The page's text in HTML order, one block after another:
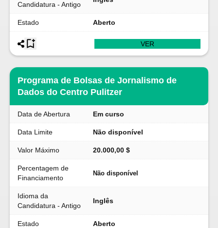
Candidatura - Antigo
Estado Aberto
VER
Programa de Bolsas de Jornalismo de
Dados do Centro Pulitzer
Data de Abertura Em curso
Data Limite Não disponível
Valor Máximo 20.000,00 $
Percentagem de
Financiamento
Não disponível
Idioma da
Candidatura - Antigo
Inglês
Estado Aberto